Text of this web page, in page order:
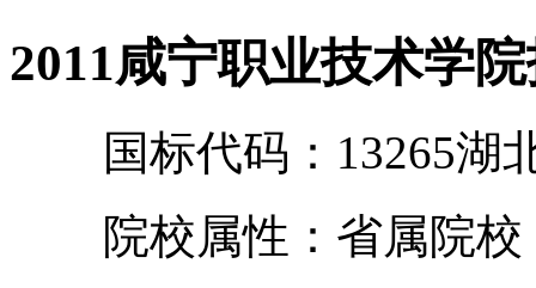
2011咸宁职业技术学
国标代码：13265湖
院校属性：省属院校